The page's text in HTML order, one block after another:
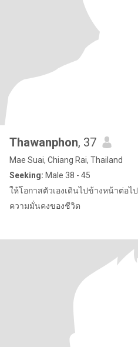
Thawanphon, 37
Mae Suai, Chiang Rai, Thailand
Seeking: Male 38 - 45
ให้โอกาสตัวเองเดินไปข้างหน้าต่อไป
ความมั่นคงของชีวิต